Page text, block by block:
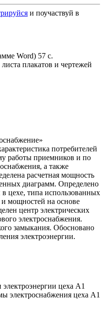
и поучаствуй в
Word) 57 с.
плакатов и чертежей
потребителей
работы приемников и по
а также
расчетная мощность
диаграмм. Определено
цехе, типа использованных
и мощностей на основе
центр электрических
электроснабжения.
замыкания. Обосновано
электроэнергии.
цеха А1
электроснабжения цеха А1